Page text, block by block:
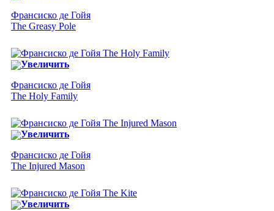
Франсиско де Гойя
The Greasy Pole
Увеличить
Франсиско де Гойя
The Holy Family
Увеличить
Франсиско де Гойя
The Injured Mason
Увеличить